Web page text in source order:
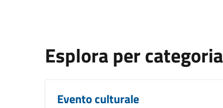
Esplora per categoria
Evento culturale